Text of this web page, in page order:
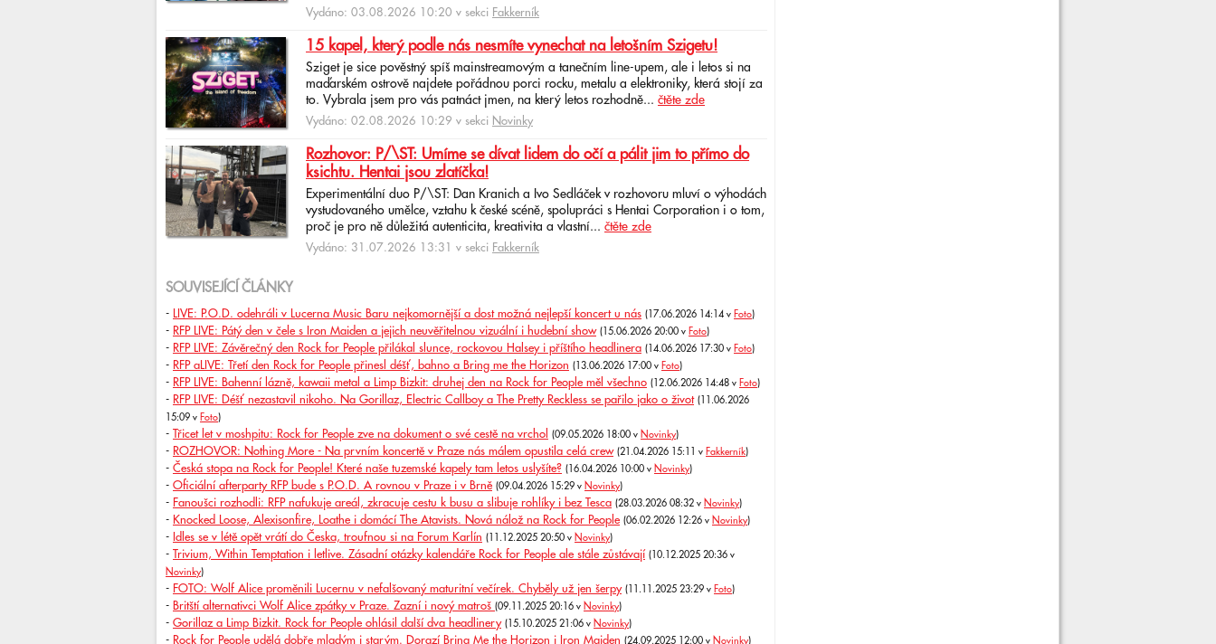
Vydáno: 03.08.2026 10:20 v sekci Fakkerník
15 kapel, který podle nás nesmíte vynechat na letošním Szigetu!
Sziget je sice pověstný spíš mainstreamovým a tanečním line-upem, ale i letos si na
maďarském ostrově najdete pořádnou porci rocku, metalu a elektroniky, která stojí za
to. Vybrala jsem pro vás patnáct jmen, na který letos rozhodně... čtěte zde
Vydáno: 02.08.2026 10:29 v sekci Novinky
Rozhovor: P/\ST: Umíme se dívat lidem do očí a pálit jim to přímo do
ksichtu. Hentai jsou zlatíčka!
Experimentální duo P/\ST: Dan Kranich a Ivo Sedláček v rozhovoru mluví o výhodách
vystudovaného umělce, vztahu k české scéně, spolupráci s Hentai Corporation i o tom,
proč je pro ně důležitá autenticita, kreativita a vlastní... čtěte zde
Vydáno: 31.07.2026 13:31 v sekci Fakkerník
SOUVISEJÍCÍ ČLÁNKY
- LIVE: P.O.D. odehráli v Lucerna Music Baru nejkomornější a dost možná nejlepší koncert u nás (17.06.2026 14:14 v Foto)
- RFP LIVE: Pátý den v čele s Iron Maiden a jejich neuvěřitelnou vizuální i hudební show (15.06.2026 20:00 v Foto)
- RFP LIVE: Závěrečný den Rock for People přilákal slunce, rockovou Halsey i příštího headlinera (14.06.2026 17:30 v Foto)
- RFP aLIVE: Třetí den Rock for People přinesl déšť, bahno a Bring me the Horizon (13.06.2026 17:00 v Foto)
- RFP LIVE: Bahenní lázně, kawaii metal a Limp Bizkit: druhej den na Rock for People měl všechno (12.06.2026 14:48 v Foto)
- RFP LIVE: Déšť nezastavil nikoho. Na Gorillaz, Electric Callboy a The Pretty Reckless se pařilo jako o život (11.06.2026
15:09 v Foto)
- Třicet let v moshpitu: Rock for People zve na dokument o své cestě na vrchol (09.05.2026 18:00 v Novinky)
- ROZHOVOR: Nothing More - Na prvním koncertě v Praze nás málem opustila celá crew (21.04.2026 15:11 v Fakkerník)
- Česká stopa na Rock for People! Které naše tuzemské kapely tam letos uslyšíte? (16.04.2026 10:00 v Novinky)
- Oficiální afterparty RFP bude s P.O.D. A rovnou v Praze i v Brně (09.04.2026 15:29 v Novinky)
- Fanoušci rozhodli: RFP nafukuje areál, zkracuje cestu k busu a slibuje rohlíky i bez Tesca (28.03.2026 08:32 v Novinky)
- Knocked Loose, Alexisonfire, Loathe i domácí The Atavists. Nová nálož na Rock for People (06.02.2026 12:26 v Novinky)
- Idles se v létě opět vrátí do Česka, troufnou si na Forum Karlín (11.12.2025 20:50 v Novinky)
- Trivium, Within Temptation i letlive. Zásadní otázky kalendáře Rock for People ale stále zůstávají (10.12.2025 20:36 v
Novinky)
- FOTO: Wolf Alice proměnili Lucernu v nefalšovaný maturitní večírek. Chyběly už jen šerpy (11.11.2025 23:29 v Foto)
- Britští alternativci Wolf Alice zpátky v Praze. Zazní i nový matroš (09.11.2025 20:16 v Novinky)
- Gorillaz a Limp Bizkit. Rock for People ohlásil další dva headlinery (15.10.2025 21:06 v Novinky)
- Rock for People udělá dobře mladým i starým. Dorazí Bring Me the Horizon i Iron Maiden (24.09.2025 12:00 v Novinky)